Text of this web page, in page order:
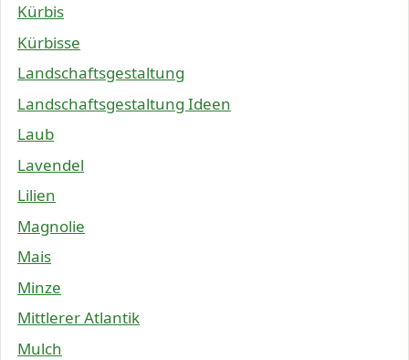
Kürbis
Kürbisse
Landschaftsgestaltung
Landschaftsgestaltung Ideen
Laub
Lavendel
Lilien
Magnolie
Mais
Minze
Mittlerer Atlantik
Mulch